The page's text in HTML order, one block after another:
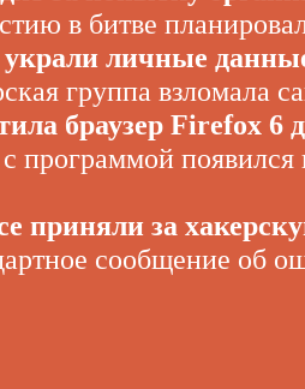
в битве
личные
группа взломала
браузер Firefox 6
программой появился
приняли за
сообщение об